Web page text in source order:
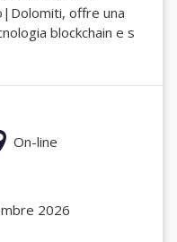
offre una
blockchain e s
On-line
2026